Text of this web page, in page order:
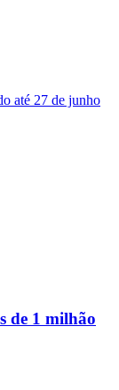
até 27 de junho
de 1 milhão